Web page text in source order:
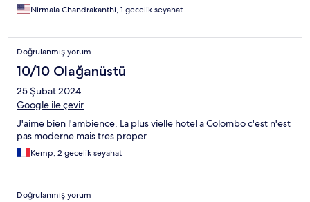
Nirmala Chandrakanthi, 1 gecelik seyahat
Doğrulanmış yorum
10/10 Olağanüstü
25 Şubat 2024
Google ile çevir
J'aime bien l'ambience. La plus vielle hotel a Colombo c'est n'est
pas moderne mais tres proper.
Kemp, 2 gecelik seyahat
Doğrulanmış yorum